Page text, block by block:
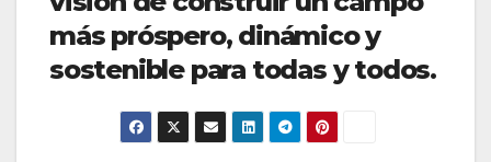
más próspero, dinámico y
sostenible para todas y todos.